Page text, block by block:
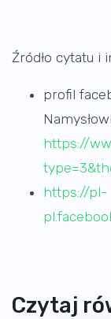
Źródło cytatu i
profil
https://
https://pl-
Czytaj